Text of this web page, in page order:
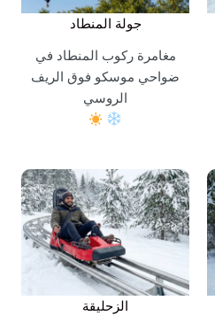
جولة المنطاد
مغامرة ركوب المنطاد في
ضواحي موسكو فوق الريف
الروسي
الزحليقة